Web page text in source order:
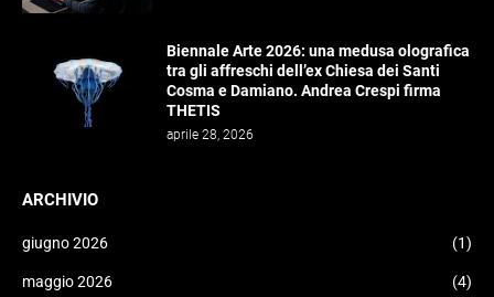
Biennale Arte 2026: una medusa olografica
tra gli affreschi dell’ex Chiesa dei Santi
Cosma e Damiano. Andrea Crespi firma
THETIS
aprile 28, 2026
ARCHIVIO
giugno 2026 (1)
maggio 2026 (4)